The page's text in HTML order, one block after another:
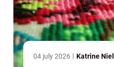
04 july 2026 Katrine